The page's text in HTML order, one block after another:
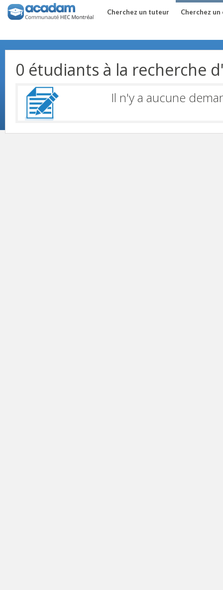
Cherchez un tuteur Cherchez
0 étudiants à la recherche
Il n'y a aucune